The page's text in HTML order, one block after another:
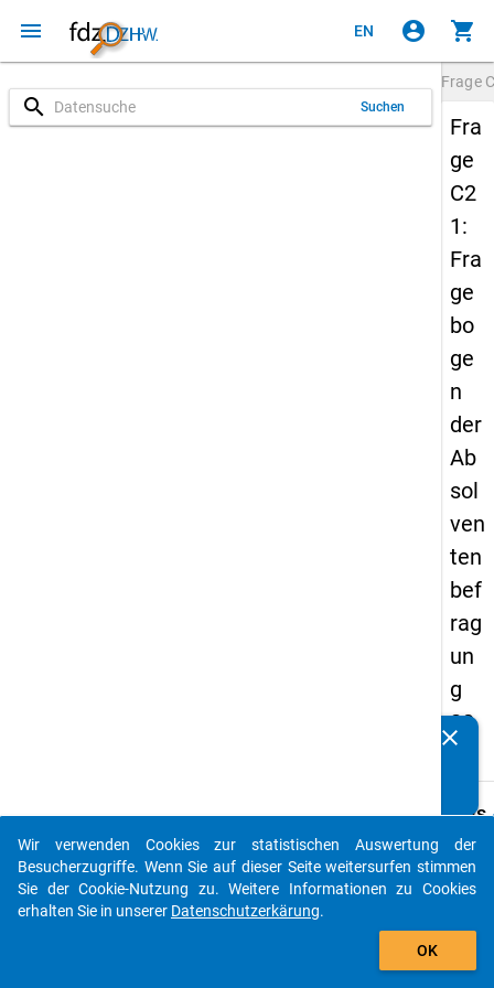
menu EN account_circle shopping_cart
search Suchen
Frage
Fra
ge
C2
1:
Fra
ge
bo
ge
n
der
Ab
sol
ven
ten
bef
rag
un
g
20
Details
C21
clear
auto_stories
add_shopping_cart
Wir verwenden Cookies zur statistischen Auswertung der
Besucherzugriffe. Wenn Sie auf dieser Seite weitersurfen stimmen
Sie der Cookie-Nutzung zu. Weitere Informationen zu Cookies
erhalten Sie in unserer Datenschutzerkärung.
OK